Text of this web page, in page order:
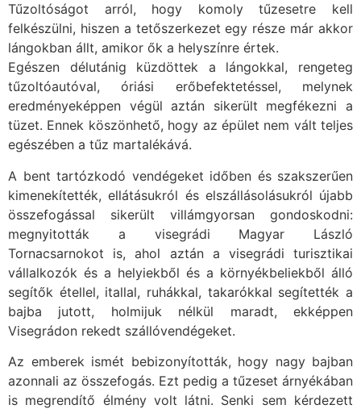
Tűzoltóságot arról, hogy komoly tűzesetre kell
felkészülni, hiszen a tetőszerkezet egy része már akkor
lángokban állt, amikor ők a helyszínre értek.
Egészen délutánig küzdöttek a lángokkal, rengeteg
tűzoltóautóval, óriási erőbefektetéssel, melynek
eredményeképpen végül aztán sikerült megfékezni a
tüzet. Ennek köszönhető, hogy az épület nem vált teljes
egészében a tűz martalékává.
A bent tartózkodó vendégeket időben és szakszerűen
kimenekítették, ellátásukról és elszállásolásukról újabb
összefogással sikerült villámgyorsan gondoskodni:
megnyitották a visegrádi Magyar László
Tornacsarnokot is, ahol aztán a visegrádi turisztikai
vállalkozók és a helyiekből és a környékbeliekből álló
segítők étellel, itallal, ruhákkal, takarókkal segítették a
bajba jutott, holmijuk nélkül maradt, ekképpen
Visegrádon rekedt szállóvendégeket.
Az emberek ismét bebizonyították, hogy nagy bajban
azonnali az összefogás. Ezt pedig a tűzeset árnyékában
is megrendítő élmény volt látni. Senki sem kérdezett